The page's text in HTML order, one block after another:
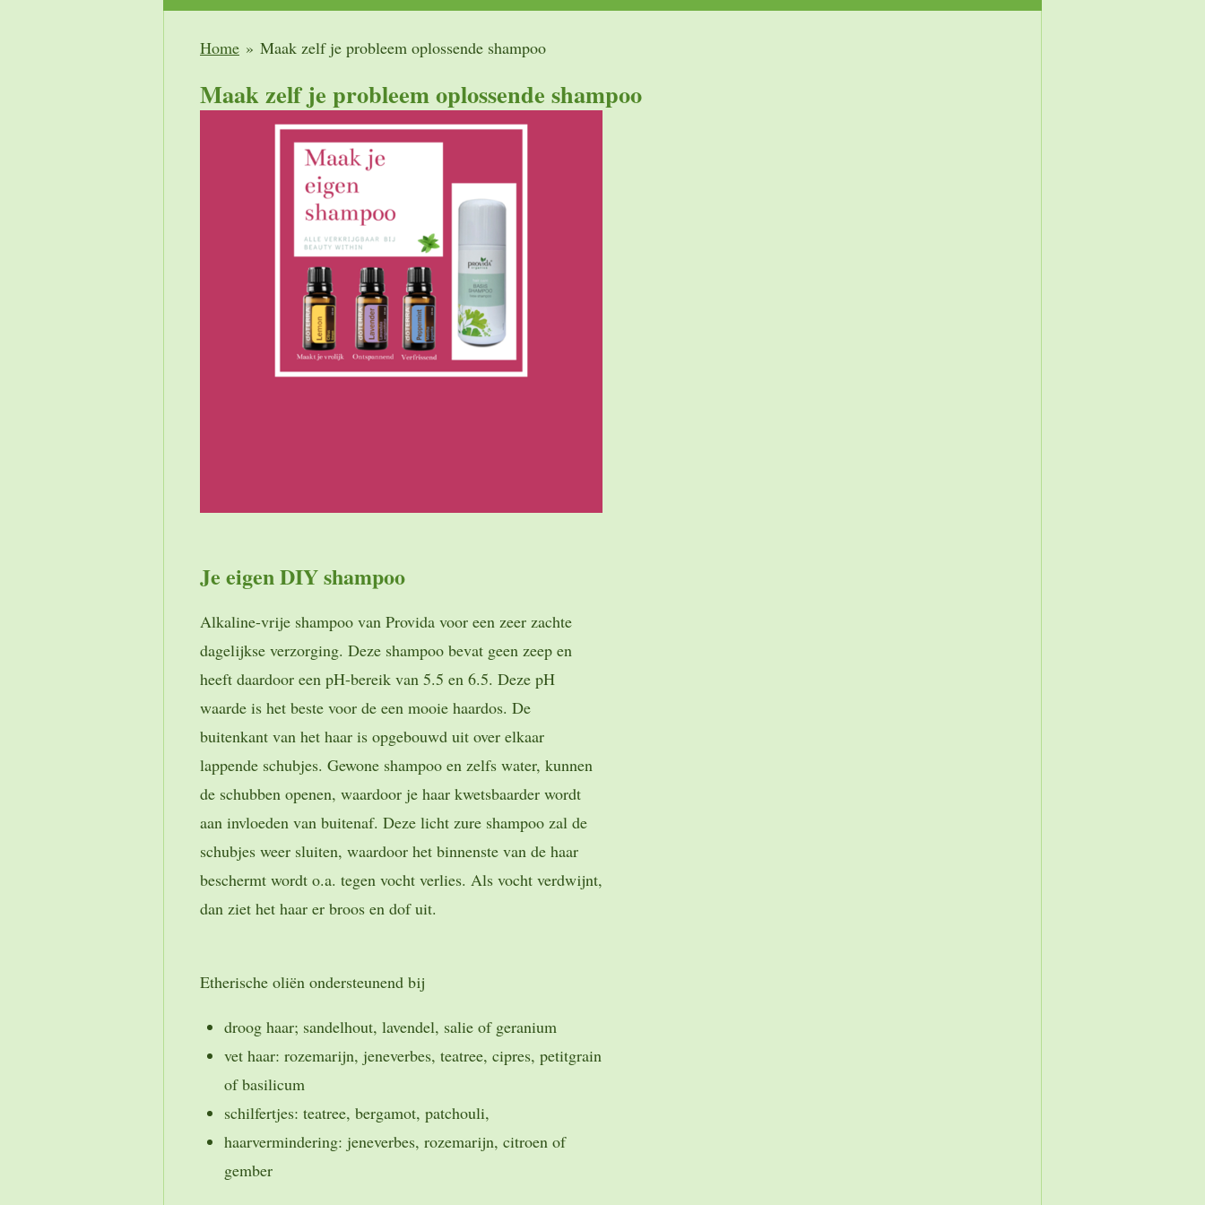
Home » Maak zelf je probleem oplossende shampoo
Maak zelf je probleem oplossende shampoo
Je eigen DIY shampoo
Alkaline-vrije shampoo van Provida voor een zeer zachte
dagelijkse verzorging. Deze shampoo bevat geen zeep en
heeft daardoor een pH-bereik van 5.5 en 6.5. Deze pH
waarde is het beste voor de een mooie haardos. De
buitenkant van het haar is opgebouwd uit over elkaar
lappende schubjes. Gewone shampoo en zelfs water, kunnen
de schubben openen, waardoor je haar kwetsbaarder wordt
aan invloeden van buitenaf. Deze licht zure shampoo zal de
schubjes weer sluiten, waardoor het binnenste van de haar
beschermt wordt o.a. tegen vocht verlies. Als vocht verdwijnt,
dan ziet het haar er broos en dof uit.
Etherische oliën ondersteunend bij
droog haar; sandelhout, lavendel, salie of geranium
vet haar: rozemarijn, jeneverbes, teatree, cipres, petitgrain
of basilicum
schilfertjes: teatree, bergamot, patchouli,
haarvermindering: jeneverbes, rozemarijn, citroen of
gember